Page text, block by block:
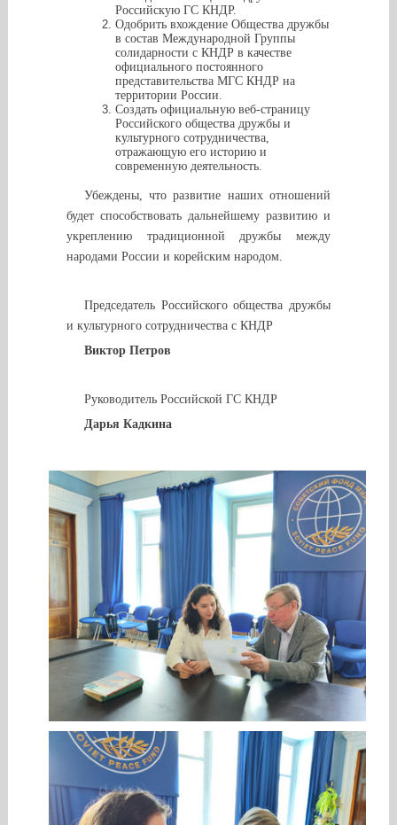
Российскую ГС КНДР.
Одобрить вхождение Общества дружбы
в состав Международной Группы
солидарности с КНДР в качестве
официального постоянного
представительства МГС КНДР на
территории России.
Создать официальную веб-страницу
Российского общества дружбы и
культурного сотрудничества,
отражающую его историю и
современную деятельность.
Убеждены, что развитие наших отношений
будет способствовать дальнейшему развитию и
укреплению традиционной дружбы между
народами России и корейским народом.
Председатель Российского общества дружбы
и культурного сотрудничества с КНДР
Виктор Петров
Руководитель Российской ГС КНДР
Дарья Кадкина